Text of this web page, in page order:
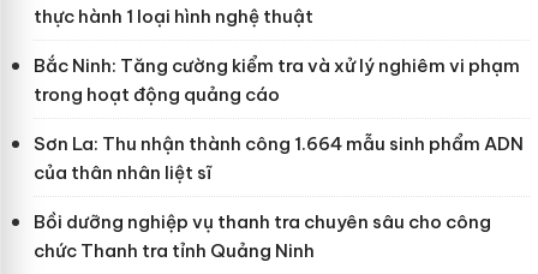
thực hành 1 loại hình nghệ thuật
Bắc Ninh: Tăng cường kiểm tra và xử lý nghiêm vi phạm
trong hoạt động quảng cáo
Sơn La: Thu nhận thành công 1.664 mẫu sinh phẩm ADN
của thân nhân liệt sĩ
Bồi dưỡng nghiệp vụ thanh tra chuyên sâu cho công
chức Thanh tra tỉnh Quảng Ninh